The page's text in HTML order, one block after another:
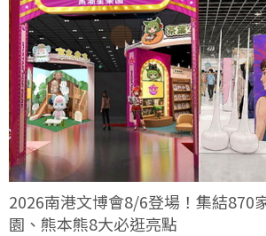
2026南港文博會8/6登場！集結870
園、熊本熊8大必逛亮點